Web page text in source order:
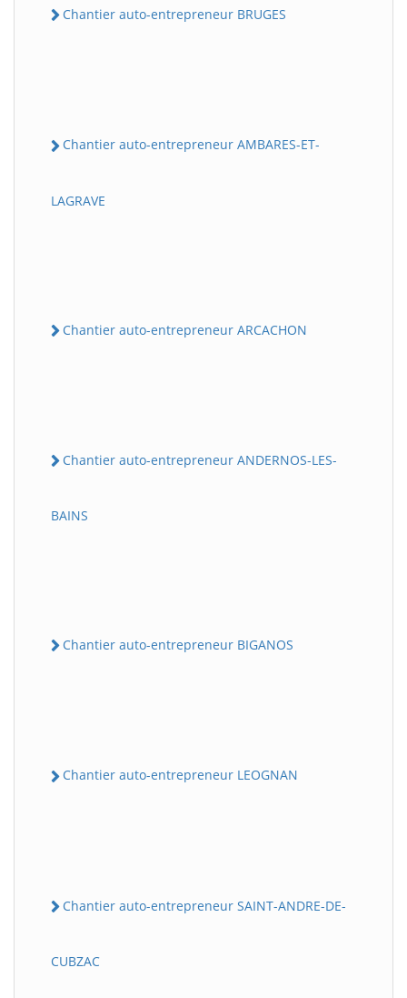
Chantier auto-entrepreneur BRUGES
Chantier auto-entrepreneur AMBARES-ET-
LAGRAVE
Chantier auto-entrepreneur ARCACHON
Chantier auto-entrepreneur ANDERNOS-LES-
BAINS
Chantier auto-entrepreneur BIGANOS
Chantier auto-entrepreneur LEOGNAN
Chantier auto-entrepreneur SAINT-ANDRE-DE-
CUBZAC